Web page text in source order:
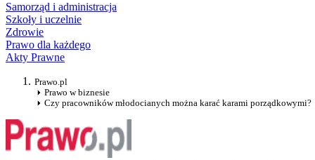
Samorząd i administracja
Szkoły i uczelnie
Zdrowie
Prawo dla każdego
Akty Prawne
Prawo.pl
Prawo w biznesie
Czy pracowników młodocianych można karać karami porządkowymi?